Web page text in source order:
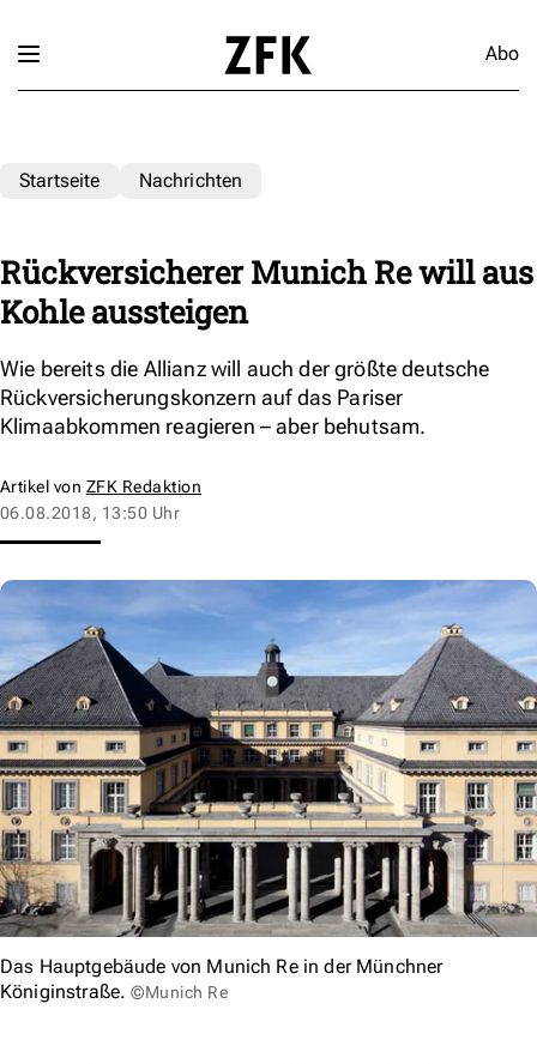
Abo
Startseite Nachrichten
Rückversicherer Munich Re will aus
Kohle aussteigen
Wie bereits die Allianz will auch der größte deutsche
Rückversicherungskonzern auf das Pariser
Klimaabkommen reagieren – aber behutsam.
Artikel von ZFK Redaktion
06.08.2018, 13:50 Uhr
Das Hauptgebäude von Munich Re in der Münchner
Königinstraße.©Munich Re